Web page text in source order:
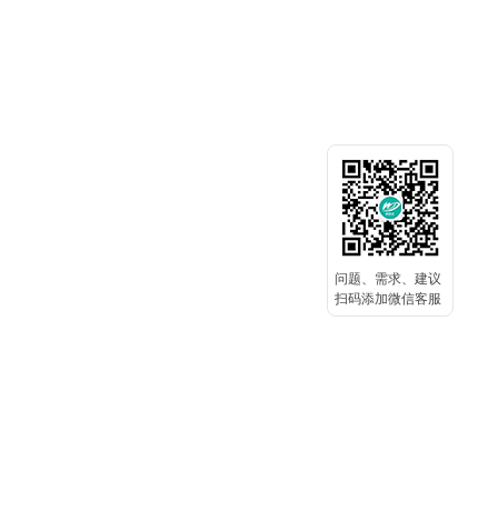
问题、需求、建议
扫码添加微信客服